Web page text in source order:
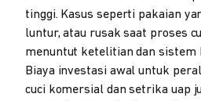
tinggi. Kasus seperti pakaian
luntur, atau rusak saat proses
menuntut ketelitian dan sistem
Biaya investasi awal untuk
cuci komersial dan setrika uap